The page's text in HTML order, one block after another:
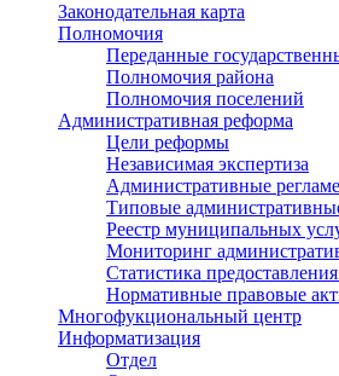
Законодательная карта
Полномочия
Переданные
Полномочия района
Полномочия поселений
Административная реформа
Цели реформы
Независимая экспертиза
Административные
Типовые
Реестр муниципальных
Мониторинг
Статистика
Нормативные правовые
Многофукциональный центр
Информатизация
Отдел